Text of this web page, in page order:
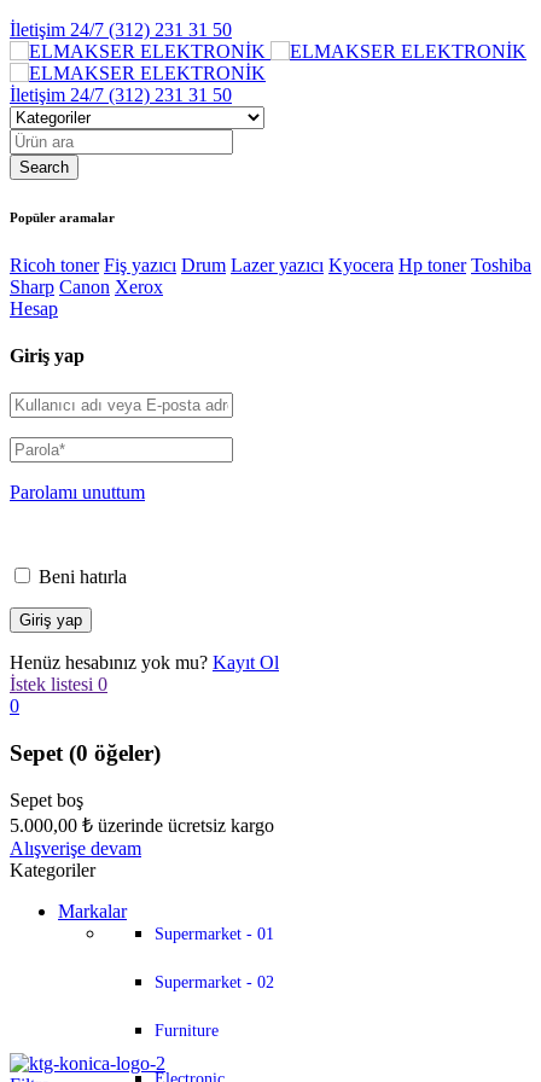
İletişim 24/7 (312) 231 31 50
İletişim 24/7 (312) 231 31 50
Popüler aramalar
Ricoh toner Fiş yazıcı Drum Lazer yazıcı Kyocera Hp toner Toshiba
Sharp Canon Xerox
Hesap
Giriş yap
Parolamı unuttum
Beni hatırla
Henüz hesabınız yok mu? Kayıt Ol
İstek listesi 0
0
Sepet (0 öğeler)
Sepet boş
5.000,00 ₺ üzerinde ücretsiz kargo
Alışverişe devam
Kategoriler
Markalar
Supermarket - 01
Supermarket - 02
Furniture